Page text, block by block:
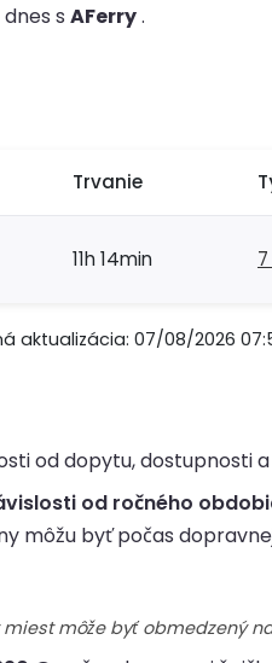
s AFerry.
Trvanie
11h 14min
aktualizácia: 07/08/2026
od dopytu, dostupnosti
od ročného
môžu byť počas
môže byť obmedzený